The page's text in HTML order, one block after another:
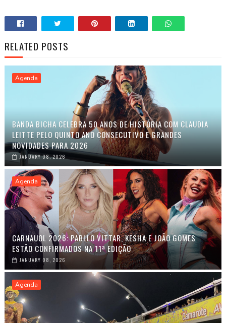
RELATED POSTS
Agenda
BANDA BICHA CELEBRA 50 ANOS DE HISTÓRIA COM CLAUDIA
LEITTE PELO QUINTO ANO CONSECUTIVO E GRANDES
NOVIDADES PARA 2026
JANUARY 08, 2026
Agenda
CARNAUOL 2026: PABLLO VITTAR, KESHA E JOÃO GOMES
ESTÃO CONFIRMADOS NA 11ª EDIÇÃO
JANUARY 08, 2026
Agenda